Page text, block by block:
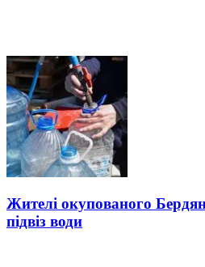
Жителі окупованого
підвіз води